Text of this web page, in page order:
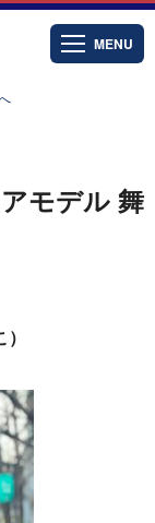
MENU
モデル 舞